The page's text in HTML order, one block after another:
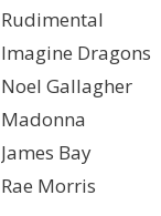
Rudimental
Imagine Dragons
Noel Gallagher
Madonna
James Bay
Rae Morris